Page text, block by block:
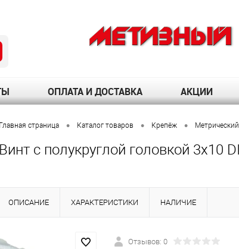
ОПЛАТА И ДОСТАВКА АКЦИИ
Главная страница • Каталог товаров • Крепёж •
Винт с полукруглой головкой 3х10
ОПИСАНИЕ ХАРАКТЕРИСТИКИ НАЛИЧИЕ
Отзывов: 0